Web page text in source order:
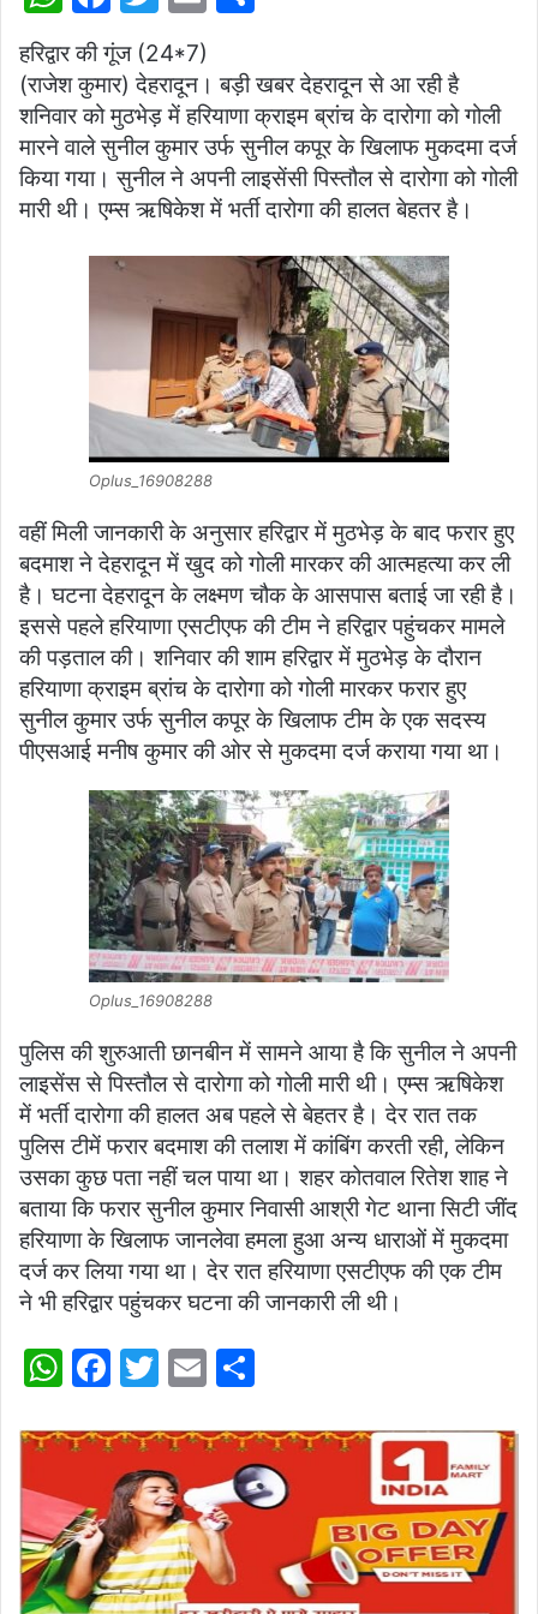
at
s
A
p
p
a
c
e
b
o
o
k
w
itt
er
ai
l
ar
e
हरिद्वार की गूंज (24*7)
(राजेश कुमार) देहरादून। बड़ी खबर देहरादून से आ रही है
शनिवार को मुठभेड़ में हरियाणा क्राइम ब्रांच के दारोगा को गोली
मारने वाले सुनील कुमार उर्फ सुनील कपूर के खिलाफ मुकदमा दर्ज
किया गया। सुनील ने अपनी लाइसेंसी पिस्तौल से दारोगा को गोली
मारी थी। एम्स ऋषिकेश में भर्ती दारोगा की हालत बेहतर है।
Oplus_16908288
वहीं मिली जानकारी के अनुसार हरिद्वार में मुठभेड़ के बाद फरार हुए
बदमाश ने देहरादून में खुद को गोली मारकर की आत्महत्या कर ली
है। घटना देहरादून के लक्ष्मण चौक के आसपास बताई जा रही है।
इससे पहले हरियाणा एसटीएफ की टीम ने हरिद्वार पहुंचकर मामले
की पड़ताल की। शनिवार की शाम हरिद्वार में मुठभेड़ के दौरान
हरियाणा क्राइम ब्रांच के दारोगा को गोली मारकर फरार हुए
सुनील कुमार उर्फ सुनील कपूर के खिलाफ टीम के एक सदस्य
पीएसआई मनीष कुमार की ओर से मुकदमा दर्ज कराया गया था।
Oplus_16908288
पुलिस की शुरुआती छानबीन में सामने आया है कि सुनील ने अपनी
लाइसेंस से पिस्तौल से दारोगा को गोली मारी थी। एम्स ऋषिकेश
में भर्ती दारोगा की हालत अब पहले से बेहतर है। देर रात तक
पुलिस टीमें फरार बदमाश की तलाश में कांबिंग करती रही, लेकिन
उसका कुछ पता नहीं चल पाया था। शहर कोतवाल रितेश शाह ने
बताया कि फरार सुनील कुमार निवासी आश्री गेट थाना सिटी जींद
हरियाणा के खिलाफ जानलेवा हमला हुआ अन्य धाराओं में मुकदमा
दर्ज कर लिया गया था। देर रात हरियाणा एसटीएफ की एक टीम
ने भी हरिद्वार पहुंचकर घटना की जानकारी ली थी।
W
at
A
p
p
F
c
e
b
o
o
T
itt
er
E
ai
l
ar
e